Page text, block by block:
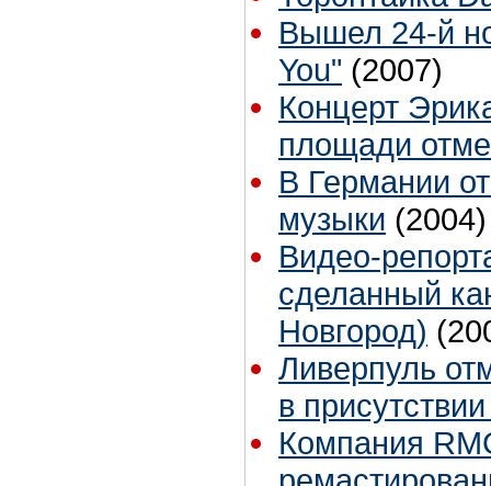
Вышел 24-й
You" (2007)
Концерт
площади
В Германии
музыки (2004)
Видео-
сделанный
Новгород)
Ливерпуль
в
Компания